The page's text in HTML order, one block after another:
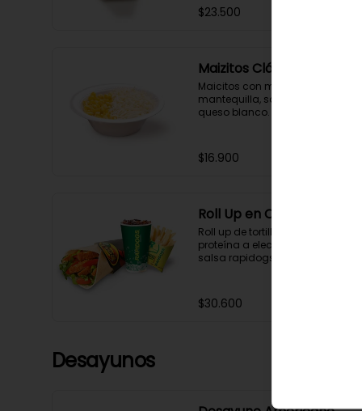
$23.500
Maizitos Clásicos
Maicitos con maíz tierno,
mantequilla, salsa Rapidogs,
queso blanco.
$16.900
Roll Up en Combo
Roll up de tortilla de harina con
proteína a elección, verduras,
salsa rapidogs y pimienta.
$30.600
Desayunos